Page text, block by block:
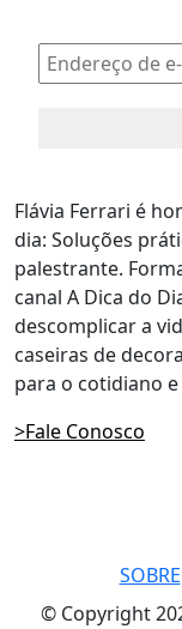
Flávia Ferrari é
dia: Soluções
palestrante.
canal A Dica do
descomplicar a
caseiras de
para o cotidiano
>Fale Conosco
SOBRE
© Copyright